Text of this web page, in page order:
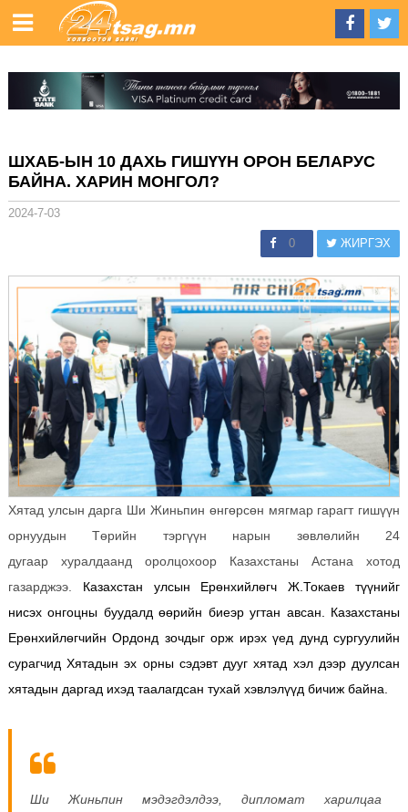
ШХАБ-ЫН 10 ДАХЬ ГИШҮҮН ОРОН БЕЛАРУС
БАЙНА. ХАРИН МОНГОЛ?
2024-7-03
0 ЖИРГЭХ
Хятад улсын дарга Ши Жиньпин өнгөрсөн мягмар гарагт гишүүн
орнуудын Төрийн тэргүүн нарын зөвлөлийн 24
дугаар хуралдаанд оролцохоор Казахстаны Астана хотод
газарджээ. Казахстан улсын Ерөнхийлөгч Ж.Токаев түүнийг
нисэх онгоцны буудалд өөрийн биеэр угтан авсан. Казахстаны
Ерөнхийлөгчийн Ордонд зочдыг орж ирэх үед дунд сургуулийн
сурагчид Хятадын эх орны сэдэвт дууг хятад хэл дээр дуулсан
хятадын даргад ихэд таалагдсан тухай хэвлэлүүд бичиж байна.
Ши Жиньпин мэдэгдэлдээ, дипломат харилцаа